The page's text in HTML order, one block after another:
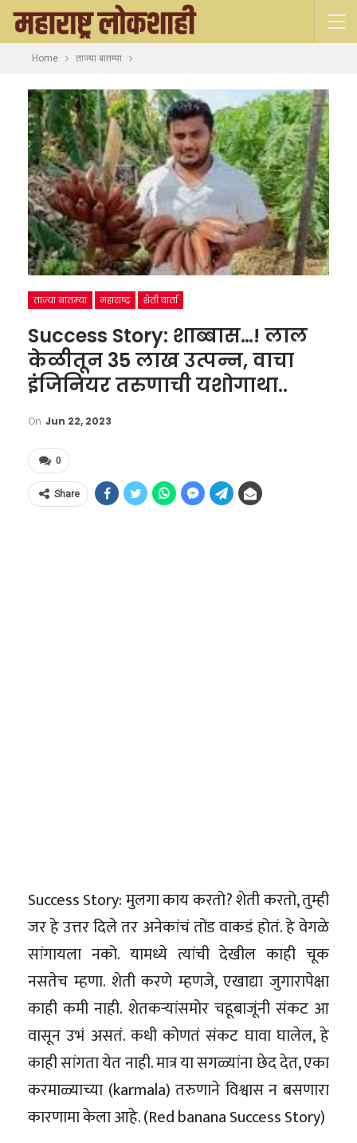
Home ताज्या बातम्या
ताज्या बातम्या महाराष्ट्र शेती वार्ता
Success Story: शाब्बास…! लाल
केळीतून 35 लाख उत्पन्न, वाचा
इंजिनियर तरुणाची यशोगाथा..
On Jun 22, 2023
0
Share
Success Story: मुलगा काय करतो? शेती करतो, तुम्ही
जर हे उत्तर दिले तर अनेकांचं तोंड वाकडं होतं. हे वेगळे
सांगायला नको. यामध्ये त्यांची देखील काही चूक
नसतेच म्हणा. शेती करणे म्हणजे, एखाद्या जुगारापेक्षा
काही कमी नाही. शेतकऱ्यांसमोर चहूबाजूंनी संकट आ
वासून उभं असतं. कधी कोणतं संकट घावा घालेल, हे
काही सांगता येत नाही. मात्र या सगळ्यांना छेद देत, एका
करमाळ्याच्या (karmala) तरुणाने विश्वास न बसणारा
कारणामा केला आहे. (Red banana Success Story)